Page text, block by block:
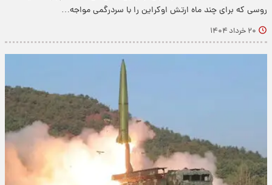
روسی که برای چند ماه ارتش اوکراین را با سردرگمی مواجه…
۲۰ خرداد ۱۴۰۴